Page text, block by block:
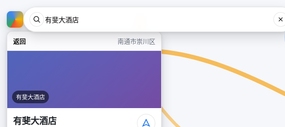
返回 南通市崇川区
有斐大酒店
有斐大酒店